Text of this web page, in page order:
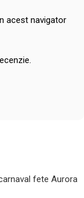
acest navigator